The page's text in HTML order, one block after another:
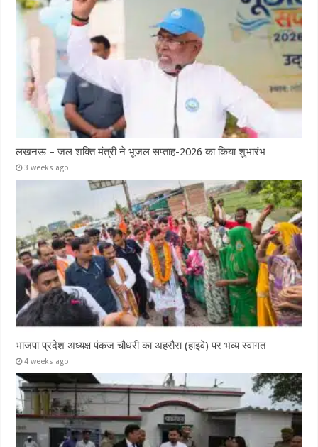
लखनऊ – जल शक्ति मंत्री ने भूजल सप्ताह-2026 का किया शुभारंभ
3 weeks ago
भाजपा प्रदेश अध्यक्ष पंकज चौधरी का अहरौरा (हाइवे) पर भव्य स्वागत
4 weeks ago